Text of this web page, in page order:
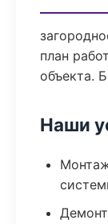
план
объекта.
Наши